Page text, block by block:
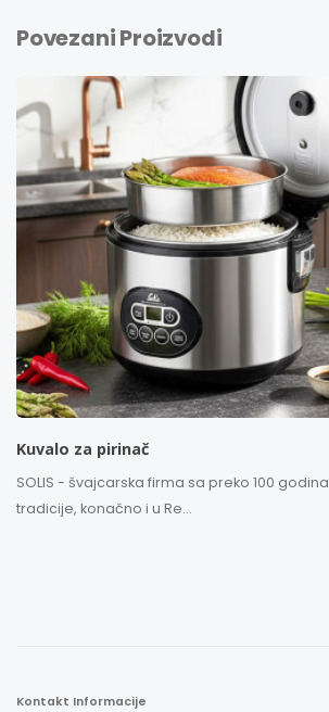
Povezani Proizvodi
Kuvalo za pirinač
SOLIS - švajcarska firma sa preko 100 godina
tradicije, konačno i u Re...
Kontakt Informacije